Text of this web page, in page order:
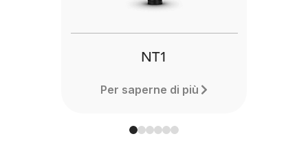
NT1
Per saperne di più